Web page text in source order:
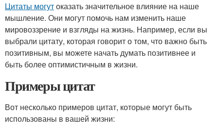
Цитаты могутоказать значительное влияние на наше
мышление. Они могут помочь нам изменить наше
мировоззрение и взгляды на жизнь. Например, если вы
выбрали цитату, которая говорит о том, что важно быть
позитивным, вы можете начать думать позитивнее и
быть более оптимистичным в жизни.
Примеры цитат
Вот несколько примеров цитат, которые могут быть
использованы в вашей жизни: